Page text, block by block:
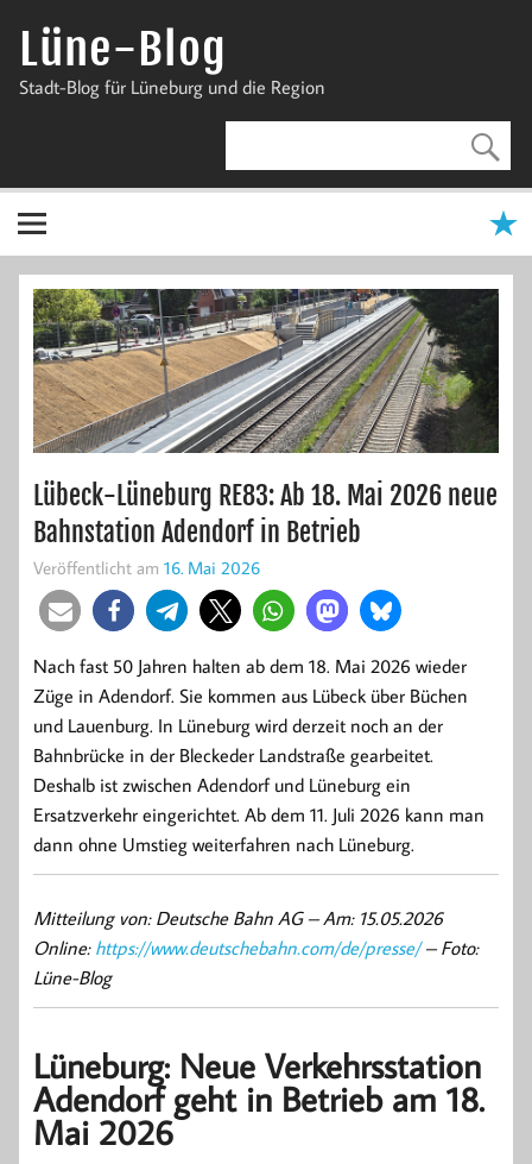
InhaltLüne-Blog
Stadt-Blog für Lüneburg und die Region
Lübeck-Lüneburg RE83: Ab 18. Mai 2026 neue
Bahnstation Adendorf in Betrieb
Veröffentlicht am 16. Mai 2026
Nach fast 50 Jahren halten ab dem 18. Mai 2026 wieder
Züge in Adendorf. Sie kommen aus Lübeck über Büchen
und Lauenburg. In Lüneburg wird derzeit noch an der
Bahnbrücke in der Bleckeder Landstraße gearbeitet.
Deshalb ist zwischen Adendorf und Lüneburg ein
Ersatzverkehr eingerichtet. Ab dem 11. Juli 2026 kann man
dann ohne Umstieg weiterfahren nach Lüneburg.
Mitteilung von: Deutsche Bahn AG –Am: 15.05.2026
Online: https://www.deutschebahn.com/de/presse/– Foto:
Lüne-Blog
Lüneburg: Neue Verkehrsstation
Adendorf geht in Betrieb am 18.
Mai 2026